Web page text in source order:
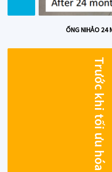
ỐNG NIHẢO 24
Trước khi tối ưu hóa